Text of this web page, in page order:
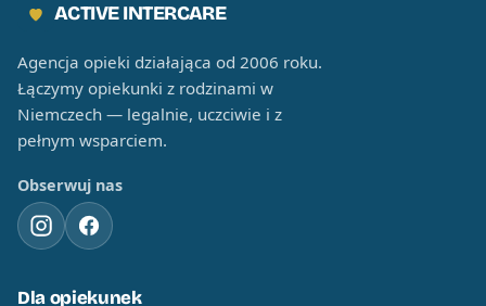
ACTIVE INTERCARE
Agencja opieki działająca od 2006 roku.
Łączymy opiekunki z rodzinami w
Niemczech — legalnie, uczciwie i z
pełnym wsparciem.
Obserwuj nas
Dla opiekunek